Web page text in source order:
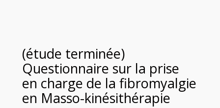
(étude terminée)
Questionnaire sur la prise
en charge de la fibromyalgie
en Masso-kinésithérapie